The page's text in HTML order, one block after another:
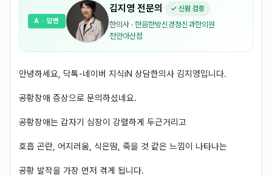
김지영 전문의 ✓ 신원 검증
한의사 · 한음한방신경정신과한의원
천안아산점
A · 답변
안녕하세요, 닥톡-네이버 지식iN 상담한의사 김지영입니다.
공황장애 증상으로 문의하셨네요.
공황장애는 갑자기 심장이 강렬하게 두근거리고
호흡 곤란, 어지러움, 식은땀, 죽을 것 같은 느낌이 나타나는
공황 발작을 가장 먼저 겪게 됩니다.